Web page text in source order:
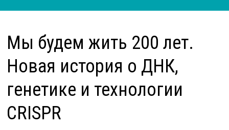
Мы будем жить 200 лет.
Новая история о ДНК,
генетике и технологии
CRISPR